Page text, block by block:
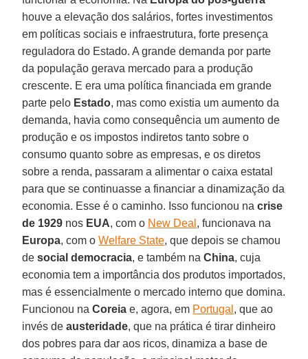
houve a elevação dos salários, fortes investimentos
em políticas sociais e infraestrutura, forte presença
reguladora do Estado. A grande demanda por parte
da população gerava mercado para a produção
crescente. E era uma política financiada em grande
parte pelo Estado, mas como existia um aumento da
demanda, havia como consequência um aumento de
produção e os impostos indiretos tanto sobre o
consumo quanto sobre as empresas, e os diretos
sobre a renda, passaram a alimentar o caixa estatal
para que se continuasse a financiar a dinamização da
economia. Esse é o caminho. Isso funcionou nacrise
de 1929 nos EUA, com o New Deal , funcionava na
Europa, com oWelfare State, que depois se chamou
desocial democracia, e também naChina, cuja
economia tem a importância dos produtos importados,
mas é essencialmente o mercado interno que domina.
Funcionou naCoreia e, agora, em Portugal , que ao
invés deausteridade, que na prática é tirar dinheiro
dos pobres para dar aos ricos, dinamiza a base de